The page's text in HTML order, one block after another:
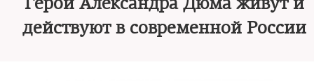
действуют в современной России